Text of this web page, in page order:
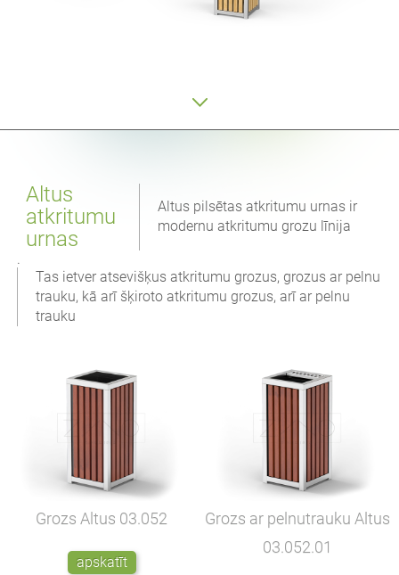
Altus
atkritumu
urnas
Altus pilsētas atkritumu urnas ir
modernu atkritumu grozu līnija
.
Tas ietver atsevišķus atkritumu grozus, grozus ar pelnu
trauku, kā arī šķiroto atkritumu grozus, arī ar pelnu
trauku
Grozs Altus 03.052
apskatīt
Grozs ar pelnutrauku Altus
03.052.01